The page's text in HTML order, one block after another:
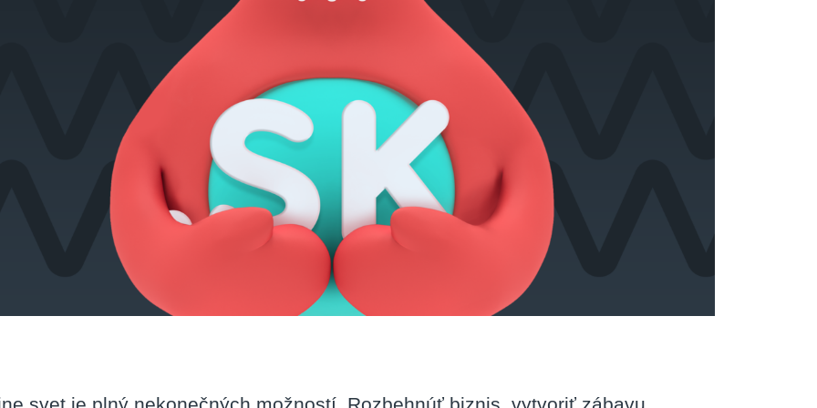
svet je plný nekonečných možností. Rozbehnúť biznis, vytvoriť zábavu,